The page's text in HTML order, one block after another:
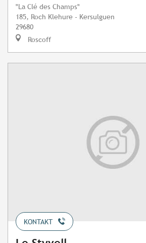
"La Clé des Champs"
185, Roch Klehure - Kersulguen
29680
Roscoff
KONTAKT